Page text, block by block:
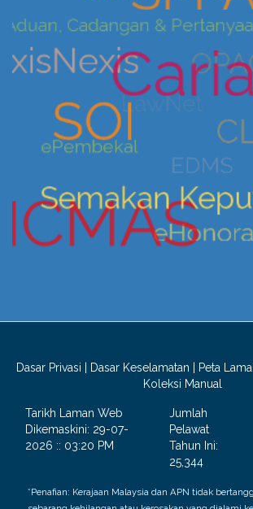
Dasar Privasi Dasar Keselamatan Peta
Koleksi Manual
Tarikh Laman Web
Dikemaskini: 29-07-
2026 :: 03:20 PM
Jumlah
Pelawat
Tahun Ini:
25,344
*Penafian: Kerajaan Malaysia dan APN tidak